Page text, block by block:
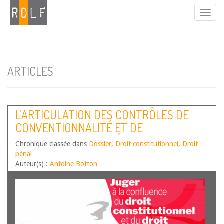
ARTICLES
L’ARTICULATION DES CONTRÔLES DE
CONVENTIONNALITÉ ET DE
CONSTITUTIONNALITÉ DE LA LOI
PÉNALE – REGARD DU PÉNALISTE
Chronique classée dans Dossier, Droit constitutionnel , Droit
pénal
Auteur(s) : Antoine Botton